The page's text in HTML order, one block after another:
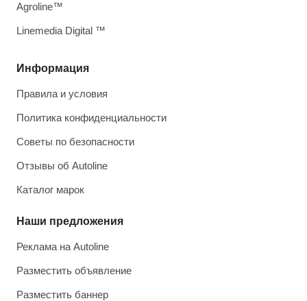
Информация
Правила и условия
Политика конфиденциальности
Советы по безопасности
Отзывы об Autoline
Каталог марок
Наши предложения
Реклама на Autoline
Разместить объявление
Разместить баннер
Agroline™
Linemedia Digital ™